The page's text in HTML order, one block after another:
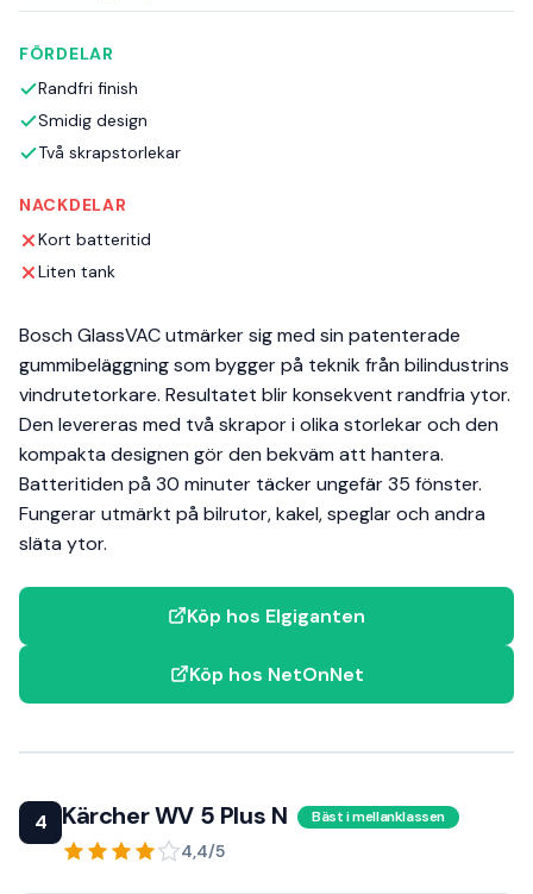
FÖRDELAR
Randfri finish
Smidig design
Två skrapstorlekar
NACKDELAR
Kort batteritid
Liten tank
Bosch GlassVAC utmärker sig med sin patenterade
gummibeläggning som bygger på teknik från bilindustrins
vindrutetorkare. Resultatet blir konsekvent randfria ytor.
Den levereras med två skrapor i olika storlekar och den
kompakta designen gör den bekväm att hantera.
Batteritiden på 30 minuter täcker ungefär 35 fönster.
Fungerar utmärkt på bilrutor, kakel, speglar och andra
släta ytor.
Köp hos Elgiganten
Köp hos NetOnNet
4 Kärcher WV 5 Plus N Bäst i mellanklassen
4,4/5